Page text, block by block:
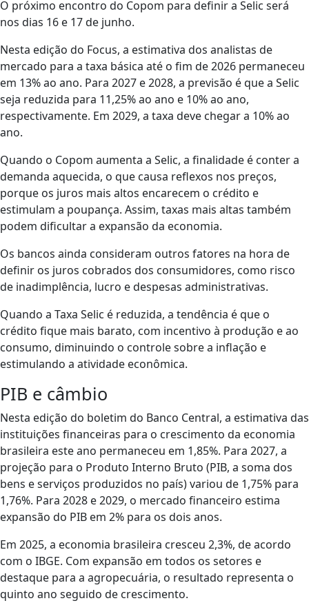
O próximo encontro do Copom para definir a Selic será
nos dias 16 e 17 de junho.
Nesta edição do Focus, a estimativa dos analistas de
mercado para a taxa básica até o fim de 2026 permaneceu
em 13% ao ano. Para 2027 e 2028, a previsão é que a Selic
seja reduzida para 11,25% ao ano e 10% ao ano,
respectivamente. Em 2029, a taxa deve chegar a 10% ao
ano.
Quando o Copom aumenta a Selic, a finalidade é conter a
demanda aquecida, o que causa reflexos nos preços,
porque os juros mais altos encarecem o crédito e
estimulam a poupança. Assim, taxas mais altas também
podem dificultar a expansão da economia.
Os bancos ainda consideram outros fatores na hora de
definir os juros cobrados dos consumidores, como risco
de inadimplência, lucro e despesas administrativas.
Quando a Taxa Selic é reduzida, a tendência é que o
crédito fique mais barato, com incentivo à produção e ao
consumo, diminuindo o controle sobre a inflação e
estimulando a atividade econômica.
PIB e câmbio
Nesta edição do boletim do Banco Central, a estimativa das
instituições financeiras para o crescimento da economia
brasileira este ano permaneceu em 1,85%. Para 2027, a
projeção para o Produto Interno Bruto (PIB, a soma dos
bens e serviços produzidos no país) variou de 1,75% para
1,76%. Para 2028 e 2029, o mercado financeiro estima
expansão do PIB em 2% para os dois anos.
Em 2025, a economia brasileira cresceu 2,3%, de acordo
com o IBGE. Com expansão em todos os setores e
destaque para a agropecuária, o resultado representa o
quinto ano seguido de crescimento.